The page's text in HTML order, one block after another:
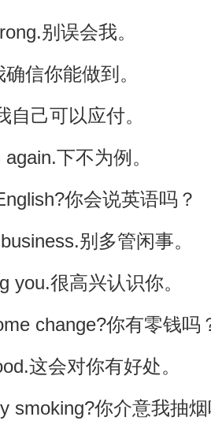
别误会我。
信你能做到。
自己可以应付。
下不为例。
你会说英语吗？
别多管闲事。
you.很高兴认识你。
change?你有零钱吗
这会对你有好处。
smoking?你介意我抽